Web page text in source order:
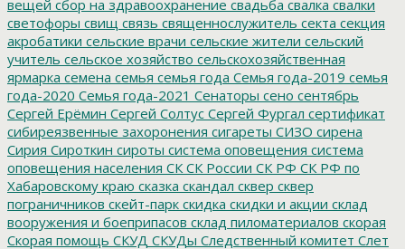
вещей сбор на здравоохранение свадьба свалка свалки
светофоры свищ связь священнослужитель секта секция
акробатики сельские врачи сельские жители сельский
учитель сельское хозяйство сельскохозяйственная
ярмарка семена семья семья года Семья года-2019 семья
года-2020 Семья года-2021 Сенаторы сено сентябрь
Сергей Ерёмин Сергей Солтус Сергей Фургал сертификат
сибиреязвенные захоронения сигареты СИЗО сирена
Сирия Сироткин сироты система оповещения система
оповещения населения СК СК России СК РФ СК РФ по
Хабаровскому краю сказка скандал сквер сквер
пограничников скейт-парк скидка скидки и акции склад
вооружения и боеприпасов склад пиломатериалов скорая
Скорая помощь СКУД СКУДы Следственный комитет Слет